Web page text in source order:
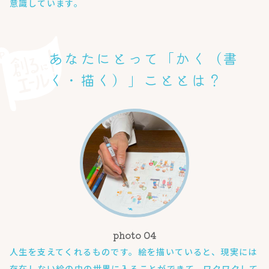
意識しています。
あなたにとって「かく（書
く・描く）」こととは？
人生を支えてくれるものです。絵を描いていると、現実には